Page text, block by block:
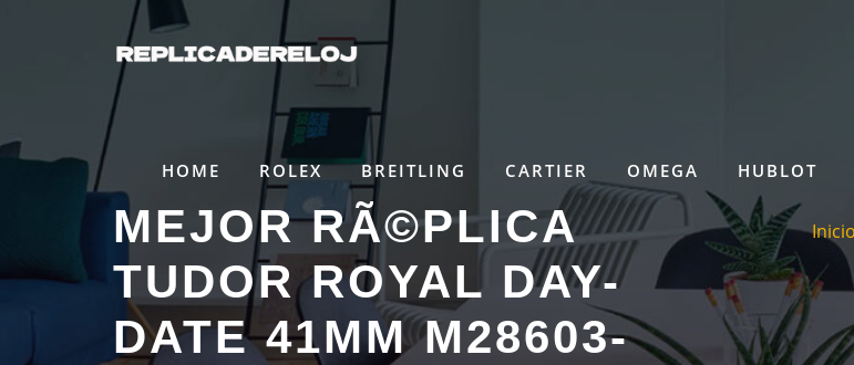
HOME ROLEX BREITLING CARTIER OMEGA HUBLOT
MEJOR RÃ©PLICA
TUDOR ROYAL DAY-
DATE 41MM M28603-
Inicio